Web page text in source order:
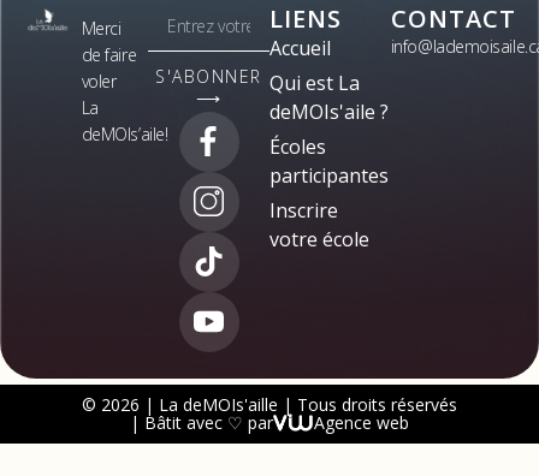
Merci
de faire
voler
La
deMOIs’aile!
S'ABONNER
⟶
LIENS
Accueil
Qui est La
deMOIs'aile ?
Écoles
participantes
Inscrire
votre école
CONTACT
© 2026 | La deMOIs'aille | Tous droits réservés
| Bâtit avec ♡ par Agence web